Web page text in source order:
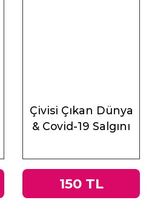
Çivisi Çıkan Dünya
& Covid-19 Salgını
Muhasebeler
150 TL